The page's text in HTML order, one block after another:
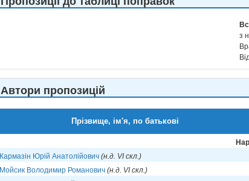
з
Автори пропозицій
Прізвище, ім'я, по батькові
Кармазін Юрій Анатолійович (н.д. VI скл.)
Мойсик Володимир Романович (н.д. VI скл.)